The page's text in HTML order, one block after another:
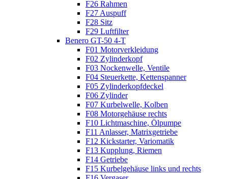
F26 Rahmen
F27 Auspuff
F28 Sitz
F29 Luftfilter
Benero GT-50 4-T
F01 Motorverkleidung
F02 Zylinderkopf
F03 Nockenwelle, Ventile
F04 Steuerkette, Kettenspanner
F05 Zylinderkopfdeckel
F06 Zylinder
F07 Kurbelwelle, Kolben
F08 Motorgehäuse rechts
F10 Lichtmaschine, Ölpumpe
F11 Anlasser, Matrixgetriebe
F12 Kickstarter, Variomatik
F13 Kupplung, Riemen
F14 Getriebe
F15 Kurbelgehäuse links und rechts